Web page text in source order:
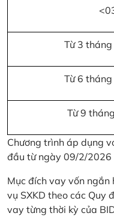
Từ 3
Từ 6
Từ 9
Chương trình áp dụng
đầu từ ngày 09/2/
Mục đích vay vốn ngắn
vụ SXKD theo các Quy
vay từng thời kỳ của